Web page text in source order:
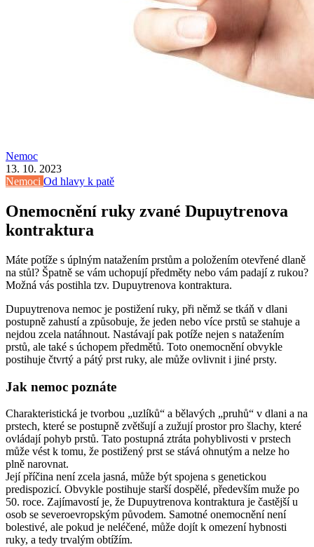
Nemoc
13. 10. 2023
Nemoci Od hlavy k patě
Onemocnění ruky zvané Dupuytrenova
kontraktura
Máte potíže s úplným natažením prstům a položením otevřené dlaně
na stůl? Špatně se vám uchopují předměty nebo vám padají z rukou?
Možná vás postihla tzv. Dupuytrenova kontraktura.
Dupuytrenova nemoc je postižení ruky, při němž se tkáň v dlani
postupně zahustí a způsobuje, že jeden nebo více prstů se stahuje a
nejdou zcela natáhnout. Nastávají pak potíže nejen s natažením
prstů, ale také s úchopem předmětů. Toto onemocnění obvykle
postihuje čtvrtý a pátý prst ruky, ale může ovlivnit i jiné prsty.
Jak nemoc poznáte
Charakteristická je tvorbou „uzlíků“ a bělavých „pruhů“ v dlani a na
prstech, které se postupně zvětšují a zužují prostor pro šlachy, které
ovládají pohyb prstů. Tato postupná ztráta pohyblivosti v prstech
může vést k tomu, že postižený prst se stává ohnutým a nelze ho
plně narovnat.
Její příčina není zcela jasná, může být spojena s genetickou
predispozicí. Obvykle postihuje starší dospělé, především muže po
50. roce. Zajímavostí je, že Dupuytrenova kontraktura je častější u
osob se severoevropským původem. Samotné onemocnění není
bolestivé, ale pokud je neléčené, může dojít k omezení hybnosti
ruky, a tedy trvalým obtížím.